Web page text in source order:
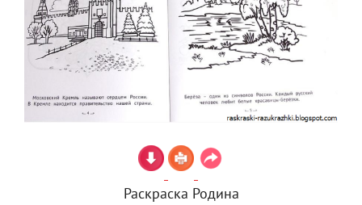
Раскраска Родина